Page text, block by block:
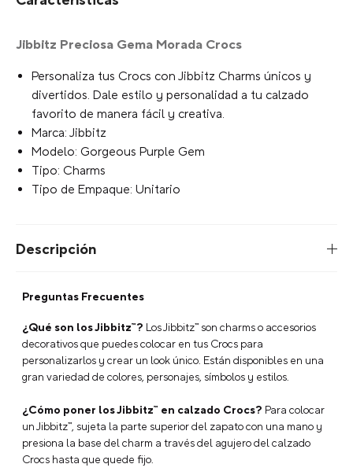
Jibbitz Preciosa Gema Morada Crocs
Personaliza tus Crocs con Jibbitz Charms únicos y
divertidos. Dale estilo y personalidad a tu calzado
favorito de manera fácil y creativa.
Marca: Jibbitz
Modelo: Gorgeous Purple Gem
Tipo: Charms
Tipo de Empaque: Unitario
Descripción
Preguntas Frecuentes
¿Qué son los Jibbitz™? Los Jibbitz™ son charms o accesorios
decorativos que puedes colocar en tus Crocs para
personalizarlos y crear un look único. Están disponibles en una
gran variedad de colores, personajes, símbolos y estilos.
¿Cómo poner los Jibbitz™ en calzado Crocs? Para colocar
un Jibbitz™, sujeta la parte superior del zapato con una mano y
presiona la base del charm a través del agujero del calzado
Crocs hasta que quede fijo.